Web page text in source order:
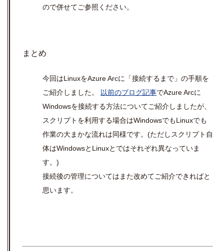
ので併せてご参照ください。
まとめ
今回はLinuxをAzure Arcに「接続するまで」の手順を
ご紹介しました。
以前のブログ記事でAzure Arcに
Windowsを接続する方法についてご紹介しましたが、
スクリプトを利用する場合はWindowsでもLinuxでも
作業の大まかな流れは同様です。 (ただしスクリプト自
体はWindowsと Linuxとではそれぞれ異なっていま
す。 )
接続後の管理についてはまた改めてご紹介できればと
思います。